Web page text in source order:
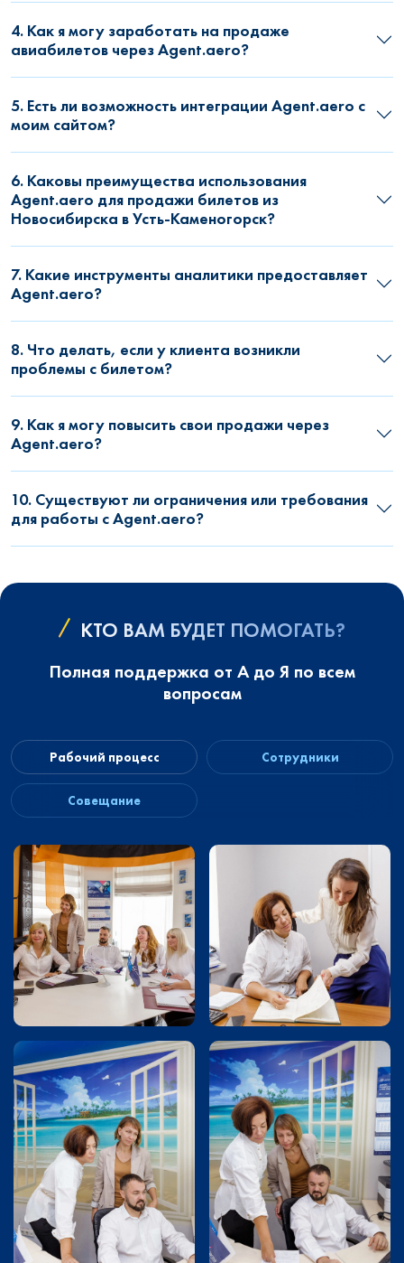
4. Как я могу заработать на продаже
авиабилетов через Agent.aero?
5. Есть ли возможность интеграции Agent.aero с
моим сайтом?
6. Каковы преимущества использования
Agent.aero для продажи билетов из
Новосибирска в Усть-Каменогорск?
7. Какие инструменты аналитики предоставляет
Agent.aero?
8. Что делать, если у клиента возникли
проблемы с билетом?
9. Как я могу повысить свои продажи через
Agent.aero?
10. Существуют ли ограничения или требования
для работы с Agent.aero?
КТО ВАМ БУДЕТ ПОМОГАТЬ?
Полная поддержка от А до Я по всем
вопросам
Рабочий процесс Сотрудники
Совещание